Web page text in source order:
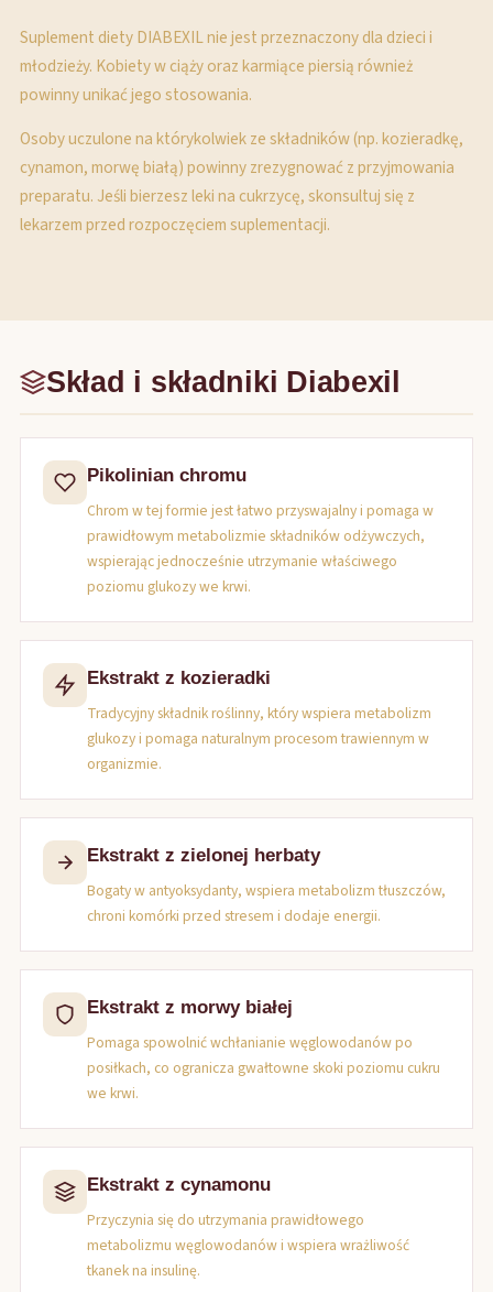
Suplement diety DIABEXIL nie jest przeznaczony dla dzieci i
młodzieży. Kobiety w ciąży oraz karmiące piersią również
powinny unikać jego stosowania.
Osoby uczulone na którykolwiek ze składników (np. kozieradkę,
cynamon, morwę białą) powinny zrezygnować z przyjmowania
preparatu. Jeśli bierzesz leki na cukrzycę, skonsultuj się z
lekarzem przed rozpoczęciem suplementacji.
Skład i składniki Diabexil
Pikolinian chromu
Chrom w tej formie jest łatwo przyswajalny i pomaga w
prawidłowym metabolizmie składników odżywczych,
wspierając jednocześnie utrzymanie właściwego
poziomu glukozy we krwi.
Ekstrakt z kozieradki
Tradycyjny składnik roślinny, który wspiera metabolizm
glukozy i pomaga naturalnym procesom trawiennym w
organizmie.
Ekstrakt z zielonej herbaty
Bogaty w antyoksydanty, wspiera metabolizm tłuszczów,
chroni komórki przed stresem i dodaje energii.
Ekstrakt z morwy białej
Pomaga spowolnić wchłanianie węglowodanów po
posiłkach, co ogranicza gwałtowne skoki poziomu cukru
we krwi.
Ekstrakt z cynamonu
Przyczynia się do utrzymania prawidłowego
metabolizmu węglowodanów i wspiera wrażliwość
tkanek na insulinę.